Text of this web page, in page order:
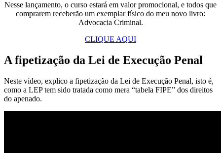
Nesse lançamento, o curso estará em valor promocional, e todos que
comprarem receberão um exemplar físico do meu novo livro:
Advocacia Criminal.
CLIQUE AQUI
A fipetização da Lei de Execução Penal
Neste vídeo, explico a fipetização da Lei de Execução Penal, isto é,
como a LEP tem sido tratada como mera “tabela FIPE” dos direitos
do apenado.